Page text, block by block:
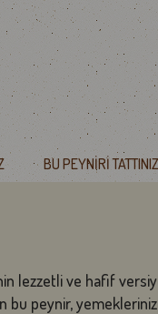
BU PEYNIRI
lezzetli ve hafif
peynir,